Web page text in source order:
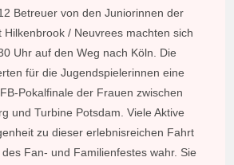
Betreuer von den Juniorinnen der
Hilkenbrook / Neuvrees machten sich
Uhr auf den Weg nach Köln. Die
für die Jugendspielerinnen eine
Pokalfinale der Frauen zwischen
und Turbine Potsdam. Viele Aktive
zu dieser erlebnisreichen Fahrt
Fan- und Familienfestes wahr. Sie